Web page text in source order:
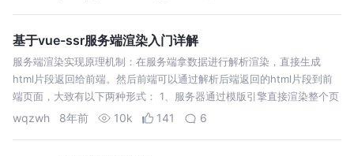
基于vue-ssr服务端渲染入门详解
服务端渲染实现原理机制：在服务端拿数据进行解析渲染，直接生成
html片段返回给前端。然后前端可以通过解析后端返回的html片段到前
端页面，大致有以下两种形式： 1、服务器通过模版引擎直接渲染整个页
面，例如java后端的vm模版引擎，php后端的smarty模版引擎。 2、服
wqzwh 8年前 10k 141 6